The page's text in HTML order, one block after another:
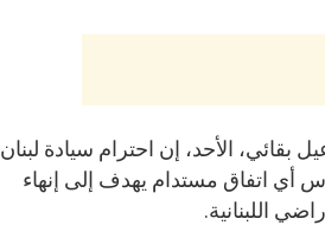
بقائي، الأحد، إن احترام سيادة لبنان
أي اتفاق مستدام يهدف إلى إنهاء
اللبنانية.